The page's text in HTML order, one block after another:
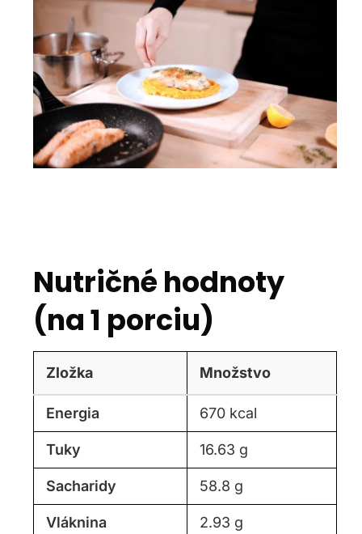
Nutričné hodnoty
(na 1 porciu)
Zložka Množstvo
Energia 670 kcal
Tuky 16.63 g
Sacharidy 58.8 g
Vláknina 2.93 g